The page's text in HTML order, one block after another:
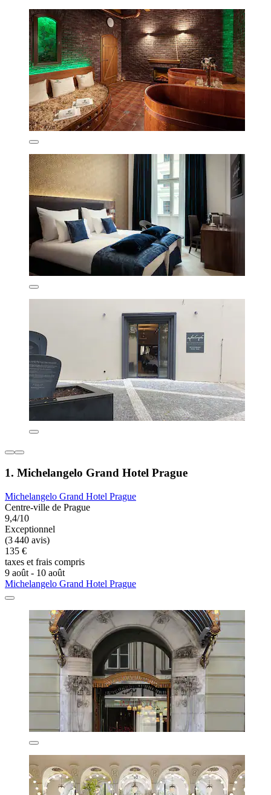
1. Michelangelo Grand Hotel Prague
Michelangelo Grand Hotel Prague
Centre-ville de Prague
9,4/10
Exceptionnel
(3 440 avis)
135 €
taxes et frais compris
9 août - 10 août
Michelangelo Grand Hotel Prague